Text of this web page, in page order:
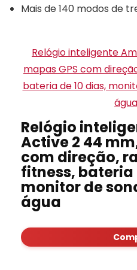
Mais de 140 modos de
Relógio inteligente
mapas GPS com
bateria de 10 dias,
Relógio
Active 2 44
com direção,
fitness, bateria
monitor de
água